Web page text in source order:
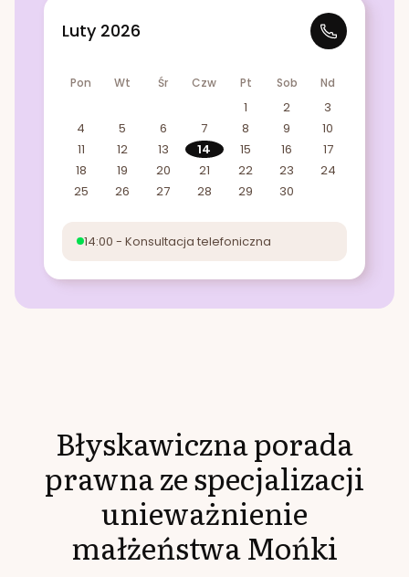
Luty 2026
Pon Wt Śr Czw Pt Sob Nd
1 2
3
4
5 6 7 8 9
10
11
12 13 14 15 16
17
18
19 20 21 22 23
24
25
26 27 28 29 30
14:00 - Konsultacja telefoniczna
Błyskawiczna porada
prawna ze specjalizacji
unieważnienie
małżeństwaMońki